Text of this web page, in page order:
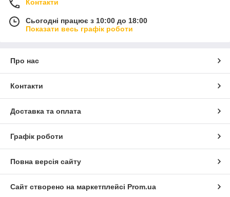
Контакти
Сьогодні працює з 10:00 до 18:00
Показати весь графік роботи
Про нас
Контакти
Доставка та оплата
Графік роботи
Повна версія сайту
Сайт створено на маркетплейсі Prom.ua